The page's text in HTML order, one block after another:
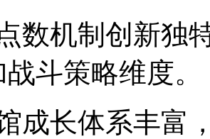
数机制创新独
斗策略维度。
成长体系丰富